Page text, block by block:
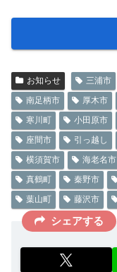
お知らせ 三浦市
南足柄市
厚木市
寒川町
小田原市
座間市
引っ越し
横須賀市
海老名市
真鶴町
秦野市
葉山町
藤沢市
シェアする